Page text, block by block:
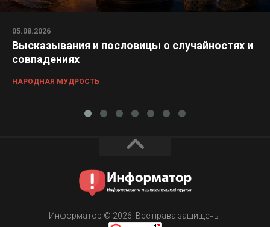
05.08.2026
Высказывания и пословицы о случайностях и
совпадениях
НАРОДНАЯ МУДРОСТЬ
Информатор © 2026. Все права защищены.